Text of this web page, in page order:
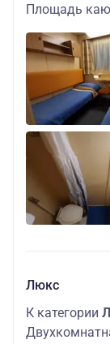
Площадь
Люкс
К категории